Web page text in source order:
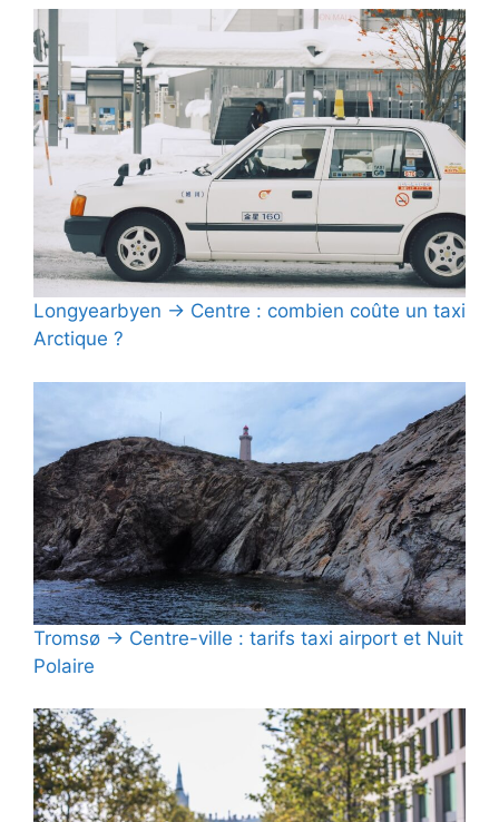
Longyearbyen → Centre : combien coûte un taxi
Arctique ?
Tromsø → Centre-ville : tarifs taxi airport et Nuit
Polaire